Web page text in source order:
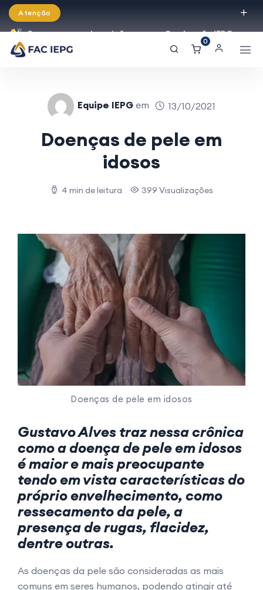
Atenção
Começaram as inscrições para a Graduação IEPG
2026!
0
Equipe IEPG em 13/10/2021
Doenças de pele em
idosos
4 min de leitura 399 Visualizações
Doenças de pele em idosos
Gustavo Alves traz nessa crônica
como a doença de pele em idosos
é maior e mais preocupante
tendo em vista características do
próprio envelhecimento, como
ressecamento da pele, a
presença de rugas, flacidez,
dentre outras.
As doenças da pele são consideradas as mais
comuns em seres humanos, podendo atingir até